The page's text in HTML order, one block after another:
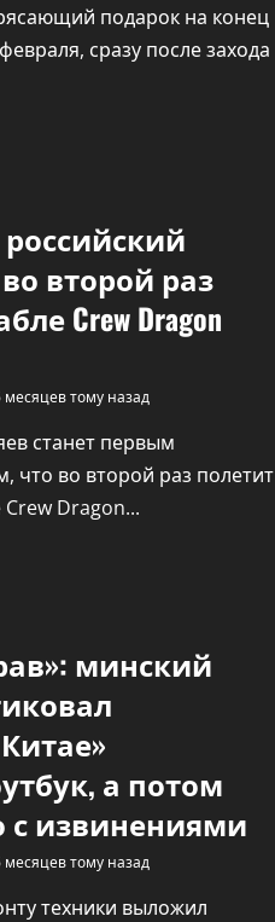
подарок на конец
сразу после захода
второй раз
Crew Dragon
тому назад
станет первым
что во второй раз полетит
Dragon...
минский
а потом
извинениями
тому назад
техники выложил